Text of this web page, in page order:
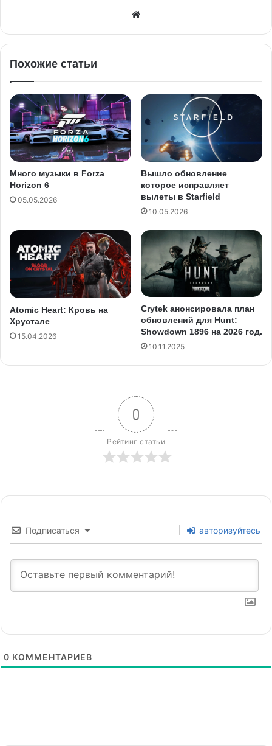
Похожие статьи
Много музыки в Forza
Horizon 6
05.05.2026
Вышло обновление
которое исправляет
вылеты в Starfield
10.05.2026
Atomic Heart: Кровь на
Хрустале
15.04.2026
Crytek анонсировала план
обновлений для Hunt:
Showdown 1896 на 2026 год.
10.11.2025
0
Рейтинг статьи
Подписаться авторизуйтесь
0 КОММЕНТАРИЕВ